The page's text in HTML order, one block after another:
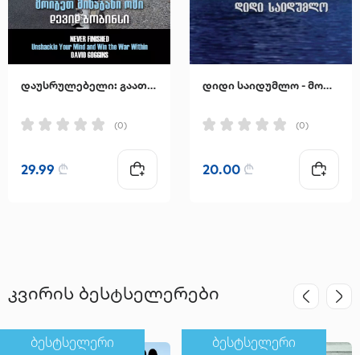
დაუსრულებელი: გაათავისუფლეთ გონება და მოიგეთ შინაგანი ომი
(0)
29.99 ₾
დიდი საიდუმლო - მორის მეტერლინკი
(0)
20.00 ₾
კვირის ბესტსელერები
ბესტსელერი ბესტსელერი